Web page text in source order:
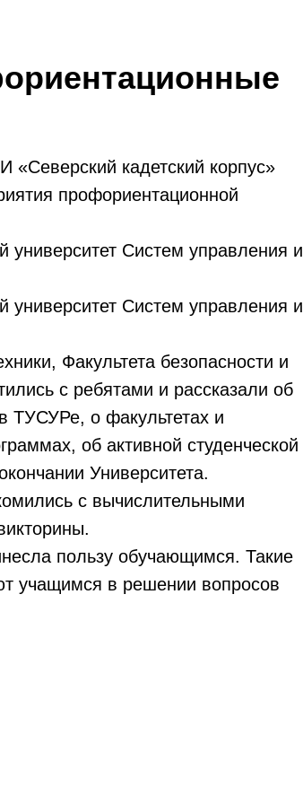
кадетский корпус»
профориентационной
университет Систем управления и
университет Систем управления и
Факультета безопасности и
с ребятами и рассказали об
ТУСУРе, о факультетах и
об активной студенческой
Университета.
с вычислительными
пользу обучающимся. Такие
учащимся в решении вопросов